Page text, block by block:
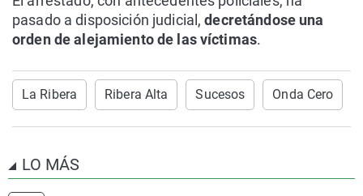
pasado a disposición judicial,decretándose una
orden de alejamiento de las víctimas.
La Ribera Ribera Alta Sucesos Onda Cero
LO MÁS